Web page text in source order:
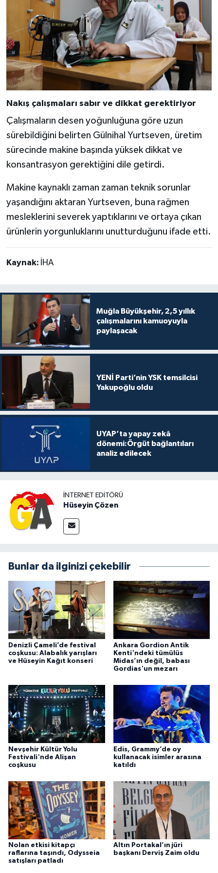
Nakış çalışmaları sabır ve dikkat gerektiriyor
Çalışmaların desen yoğunluğuna göre uzun
sürebildiğini belirten Gülnihal Yurtseven, üretim
sürecinde makine başında yüksek dikkat ve
konsantrasyon gerektiğini dile getirdi.
Makine kaynaklı zaman zaman teknik sorunlar
yaşandığını aktaran Yurtseven, buna rağmen
mesleklerini severek yaptıklarını ve ortaya çıkan
ürünlerin yorgunluklarını unutturduğunu ifade etti.
Kaynak: İHA
Muğla Büyükşehir, 2,5 yıllık
çalışmalarını kamuoyuyla
paylaşacak
YENİ Parti’nin YSK temsilcisi
Yakupoğlu oldu
UYAP’ta yapay zekâ
dönemi:Örgüt bağlantıları
analiz edilecek
İNTERNET EDITÖRÜ
Hüseyin Çözen
Bunlar da ilginizi çekebilir
Denizli Çameli’de festival
coşkusu: Alabalık yarışları
ve Hüseyin Kağıt konseri
Ankara Gordion Antik
Kenti'ndeki tümülüs
Midas’ın değil, babası
Gordias'un mezarı
Nevşehir Kültür Yolu
Festivali'nde Alişan
coşkusu
Edis, Grammy’de oy
kullanacak isimler arasına
katıldı
Nolan etkisi kitapçı
raflarına taşındı, Odysseia
satışları patladı
Altın Portakal’ın jüri
başkanı Derviş Zaim oldu